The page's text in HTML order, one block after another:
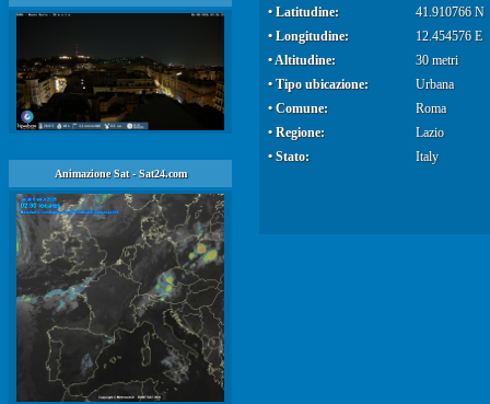
Animazione Sat - Sat24.com
• Latitudine:
41.910766 N
• Longitudine:
12.454576 E
• Altitudine:
30 metri
• Tipo ubicazione:
Urbana
• Comune:
Roma
• Regione:
Lazio
• Stato:
Italy